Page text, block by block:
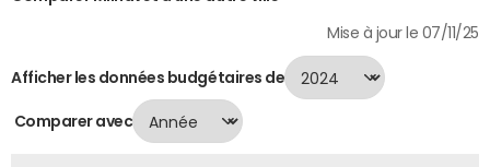
Mise à jour le 07/11/25
Afficher les données budgétaires de
Comparer avec